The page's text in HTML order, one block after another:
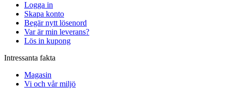
Logga in
Skapa konto
Begär nytt lösenord
Var är min leverans?
Lös in kupong
Intressanta fakta
Magasin
Vi och vår miljö